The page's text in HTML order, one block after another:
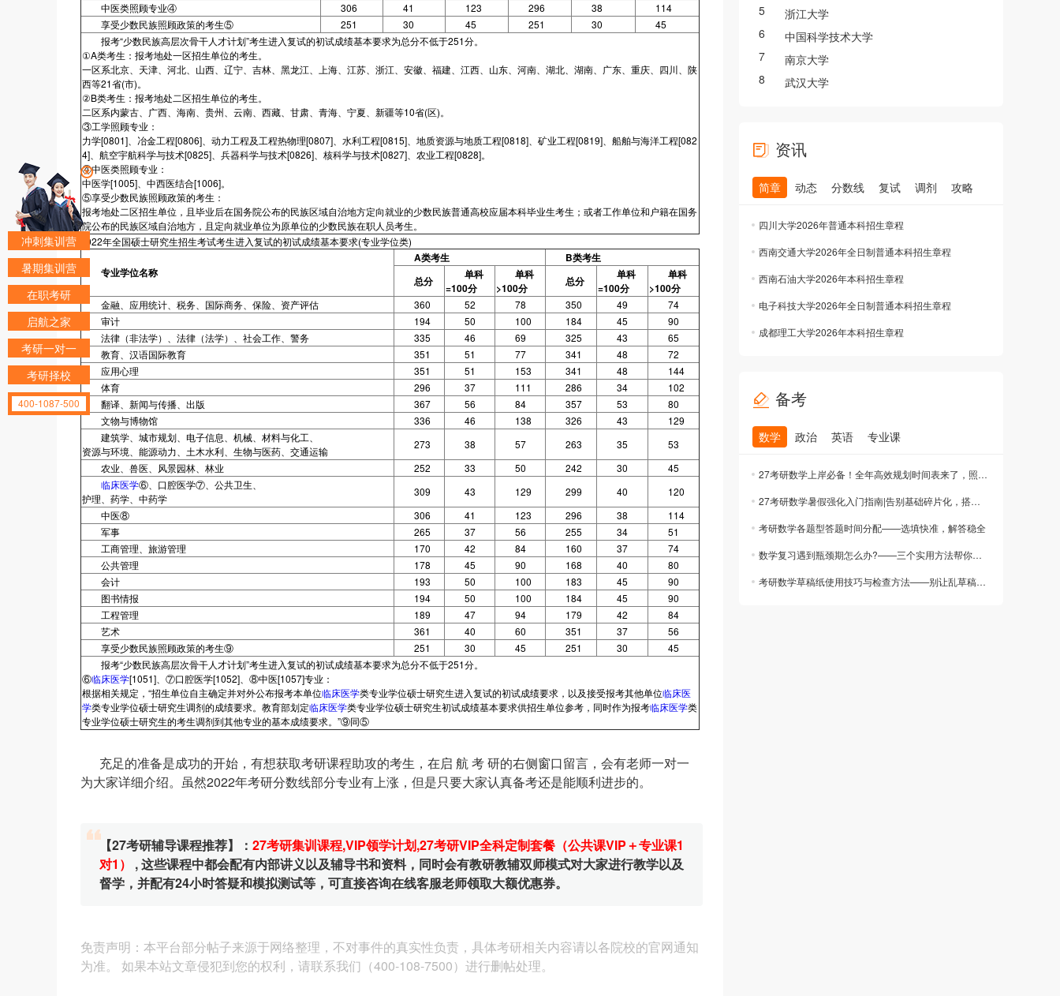
中医类照顾专业④
306 41 123 296 38
114
享受少数民族照顾政策的考生⑤
251 30 45 251 30
45
报考“少数民族高层次骨干人才计划”考生进入复试的初试成绩基本要求为总分不低于251分。
①A类考生：报考地处一区招生单位的考生。
一区系北京、天津、河北、山西、辽宁、吉林、黑龙江、上海、江苏、浙江、安徽、福建、江西、山东、河南、湖北、湖南、广东、重庆、四川、陕
西等21省(市)。
②B类考生：报考地处二区招生单位的考生。
二区系内蒙古、广西、海南、贵州、云南、西藏、甘肃、青海、宁夏、新疆等10省(区)。
③工学照顾专业：
力学[0801]、冶金工程[0806]、动力工程及工程热物理[0807]、水利工程[0815]、地质资源与地质工程[0818]、矿业工程[0819]、船舶与海洋工程[082
4]、航空宇航科学与技术[0825]、兵器科学与技术[0826]、核科学与技术[0827]、农业工程[0828]。
④中医类照顾专业：
中医学[1005]、中西医结合[1006]。
⑤享受少数民族照顾政策的考生：
报考地处二区招生单位，且毕业后在国务院公布的民族区域自治地方定向就业的少数民族普通高校应届本科毕业生考生；或者工作单位和户籍在国务
院公布的民族区域自治地方，且定向就业单位为原单位的少数民族在职人员考生。
2022年全国硕士研究生招生考试考生进入复试的初试成绩基本要求(专业学位类)
专业学位名称
A类考生
B类考生
总分
单科
=100分
单科
>100分
总分
单科
=100分
单科
>100分
金融、应用统计、税务、国际商务、保险、资产评估 360 52 78 350 49
74
审计
194 50 100 184 45
90
法律（非法学）、法律（法学）、社会工作、警务
335 46 69 325 43
65
教育、汉语国际教育
351 51 77 341 48
72
应用心理
351 51 153 341 48
144
体育
296 37 111 286 34
102
翻译、新闻与传播、出版
367 56 84 357 53
80
文物与博物馆
336 46 138 326 43
129
建筑学、城市规划、电子信息、机械、材料与化工、
资源与环境、能源动力、土木水利、生物与医药、交通运输
273 38 57 263 35
53
农业、兽医、风景园林、林业
252 33 50 242 30
45
临床医学⑥、口腔医学⑦、公共卫生、
护理、药学、中药学
309 43 129 299 40
120
中医⑧
306 41 123 296 38
114
军事
265 37 56 255 34
51
工商管理、旅游管理
170 42 84 160 37
74
公共管理
178 45 90 168 40
80
会计
193 50 100 183 45
90
图书情报
194 50 100 184 45
90
工程管理
189 47 94 179 42
84
艺术
361 40 60 351 37
56
享受少数民族照顾政策的考生⑨
251 30 45 251 30
45
报考“少数民族高层次骨干人才计划”考生进入复试的初试成绩基本要求为总分不低于251分。
⑥临床医学[1051]、⑦口腔医学[1052]、⑧中医[1057]专业：
根据相关规定，“招生单位自主确定并对外公布报考本单位临床医学类专业学位硕士研究生进入复试的初试成绩要求，以及接受报考其他单位临床医
学类专业学位硕士研究生调剂的成绩要求。教育部划定临床医学类专业学位硕士研究生初试成绩基本要求供招生单位参考，同时作为报考临床医学类
专业学位硕士研究生的考生调剂到其他专业的基本成绩要求。”⑨同⑤
充足的准备是成功的开始，有想获取考研课程助攻的考生，在启 航 考 研的右侧窗口留言，会有老师一对一
为大家详细介绍。虽然2022年考研分数线部分专业有上涨，但是只要大家认真备考还是能顺利进步的。
【27考研辅导课程推荐】： 27考研集训课程,VIP领学计划,27考研VIP全科定制套餐（公共课VIP＋专业课1
对1）
, 这些课程中都会配有内部讲义以及辅导书和资料，同时会有教研教辅双师模式对大家进行教学以及
督学，并配有24小时答疑和模拟测试等，可直接咨询在线客服老师领取大额优惠券。
免责声明：本平台部分帖子来源于网络整理，不对事件的真实性负责，具体考研相关内容请以各院校的官网通知
为准。 如果本站文章侵犯到您的权利，请联系我们（400-108-7500）进行删帖处理。
5
浙江大学
6
中国科学技术大学
7
南京大学
8
武汉大学
资讯
简章 动态 分数线 复试 调剂 攻略
四川大学2026年普通本科招生章程
西南交通大学2026年全日制普通本科招生章程
西南石油大学2026年本科招生章程
电子科技大学2026年全日制普通本科招生章程
成都理工大学2026年本科招生章程
备考
数学 政治 英语 专业课
27考研数学上岸必备！全年高效规划时间表来了，照做就能赢！
27考研数学暑假强化入门指南|告别基础碎片化，搭建高分知识体系
考研数学各题型答题时间分配——选填快准，解答稳全
数学复习遇到瓶颈期怎么办?——三个实用方法帮你突破
考研数学草稿纸使用技巧与检查方法——别让乱草稿毁了你的分数
冲刺集训营
暑期集训营
在职考研
启航之家
考研一对一
考研择校
400-1087-500